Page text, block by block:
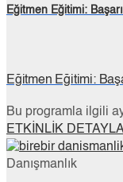
Eğitmen Eğitimi:
Eğitmen Eğitimi:
Bu programla ilgili
ETKİNLİK
Danışmanlık